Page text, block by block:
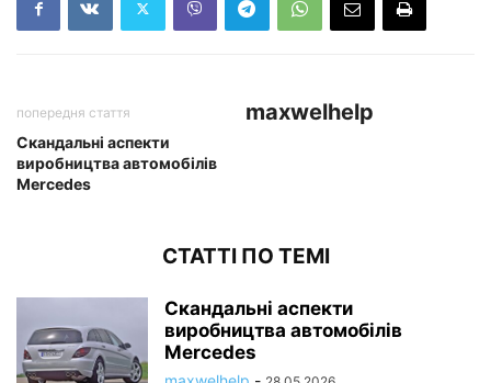
попередня стаття
Скандальні аспекти
виробництва автомобілів
Mercedes
maxwelhelp
СТАТТІ ПО ТЕМІ
Скандальні аспекти
виробництва автомобілів
Mercedes